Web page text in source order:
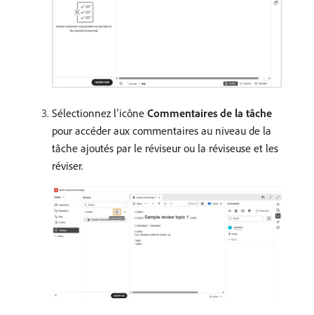
Sélectionnez l’icône Commentaires de la tâche
pour accéder aux commentaires au niveau de la
tâche ajoutés par le réviseur ou la réviseuse et les
réviser.